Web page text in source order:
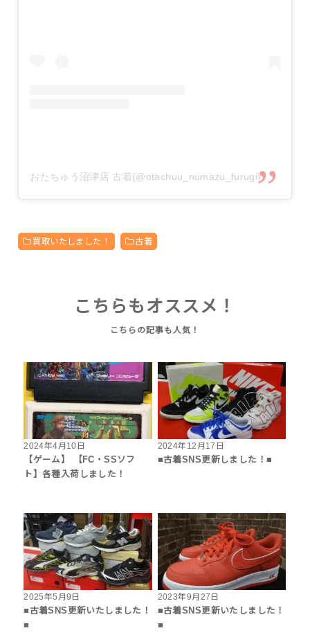
おたちゅう沼津店 古着(@otachuu_numazu_furugi)がシェアした投稿
買取いたしました！ 古着
こちらもオススメ！
2024年4月10日
【ゲーム】 【FC・SSソフ
ト】各種入荷しました！
2024年12月17日
■古着SNS更新しました！■
2025年5月9日
■古着SNS更新いたしました！
■
2023年9月27日
■古着SNS更新いたしました！
■